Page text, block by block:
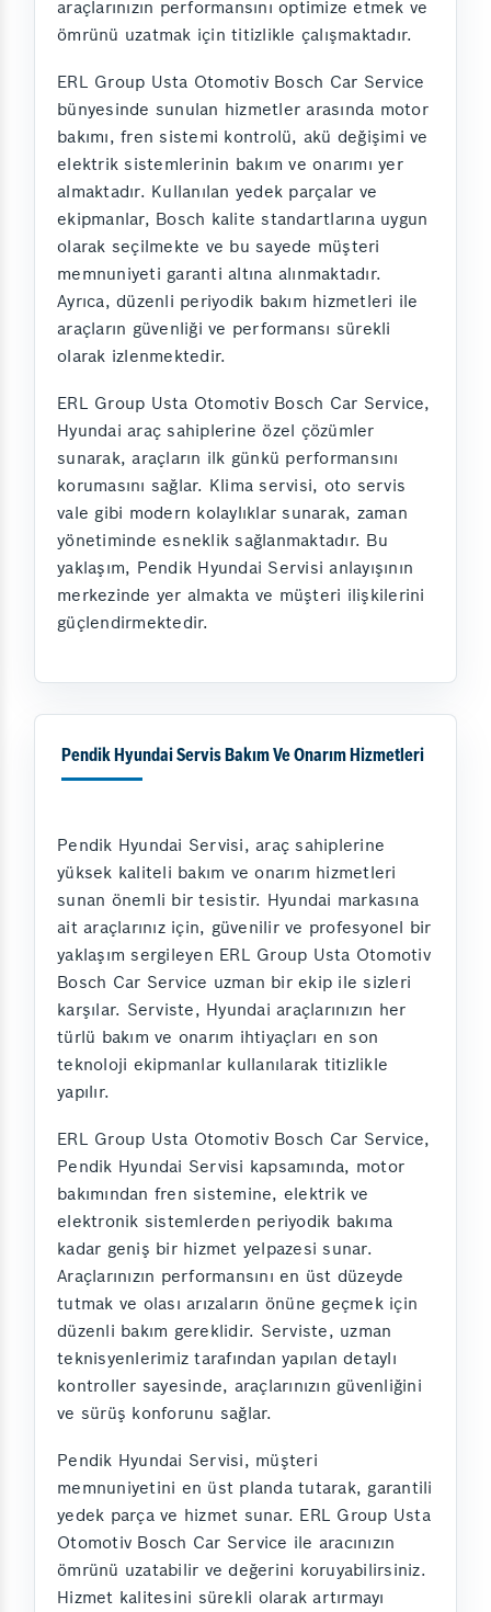
araçlarınızın performansını optimize etmek ve
ömrünü uzatmak için titizlikle çalışmaktadır.
ERL Group Usta Otomotiv Bosch Car Service
bünyesinde sunulan hizmetler arasında motor
bakımı, fren sistemi kontrolü, akü değişimi ve
elektrik sistemlerinin bakım ve onarımı yer
almaktadır. Kullanılan yedek parçalar ve
ekipmanlar, Bosch kalite standartlarına uygun
olarak seçilmekte ve bu sayede müşteri
memnuniyeti garanti altına alınmaktadır.
Ayrıca, düzenli periyodik bakım hizmetleri ile
araçların güvenliği ve performansı sürekli
olarak izlenmektedir.
ERL Group Usta Otomotiv Bosch Car Service,
Hyundai araç sahiplerine özel çözümler
sunarak, araçların ilk günkü performansını
korumasını sağlar. Klima servisi, oto servis
vale gibi modern kolaylıklar sunarak, zaman
yönetiminde esneklik sağlanmaktadır. Bu
yaklaşım, Pendik Hyundai Servisi anlayışının
merkezinde yer almakta ve müşteri ilişkilerini
güçlendirmektedir.
Pendik Hyundai Servis Bakım Ve Onarım Hizmetleri
Pendik Hyundai Servisi, araç sahiplerine
yüksek kaliteli bakım ve onarım hizmetleri
sunan önemli bir tesistir. Hyundai markasına
ait araçlarınız için, güvenilir ve profesyonel bir
yaklaşım sergileyen ERL Group Usta Otomotiv
Bosch Car Service uzman bir ekip ile sizleri
karşılar. Serviste, Hyundai araçlarınızın her
türlü bakım ve onarım ihtiyaçları en son
teknoloji ekipmanlar kullanılarak titizlikle
yapılır.
ERL Group Usta Otomotiv Bosch Car Service,
Pendik Hyundai Servisi kapsamında, motor
bakımından fren sistemine, elektrik ve
elektronik sistemlerden periyodik bakıma
kadar geniş bir hizmet yelpazesi sunar.
Araçlarınızın performansını en üst düzeyde
tutmak ve olası arızaların önüne geçmek için
düzenli bakım gereklidir. Serviste, uzman
teknisyenlerimiz tarafından yapılan detaylı
kontroller sayesinde, araçlarınızın güvenliğini
ve sürüş konforunu sağlar.
Pendik Hyundai Servisi, müşteri
memnuniyetini en üst planda tutarak, garantili
yedek parça ve hizmet sunar. ERL Group Usta
Otomotiv Bosch Car Service ile aracınızın
ömrünü uzatabilir ve değerini koruyabilirsiniz.
Hizmet kalitesini sürekli olarak artırmayı